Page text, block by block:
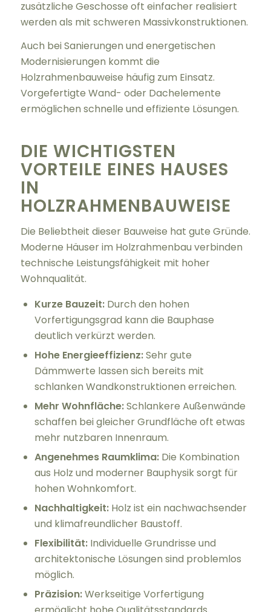
zusätzliche Geschosse oft einfacher realisiert
werden als mit schweren Massivkonstruktionen.
Auch bei Sanierungen und energetischen
Modernisierungen kommt die
Holzrahmenbauweise häufig zum Einsatz.
Vorgefertigte Wand- oder Dachelemente
ermöglichen schnelle und effiziente Lösungen.
DIE WICHTIGSTEN
VORTEILE EINES HAUSES
IN
HOLZRAHMENBAUWEISE
Die Beliebtheit dieser Bauweise hat gute Gründe.
Moderne Häuser im Holzrahmenbau verbinden
technische Leistungsfähigkeit mit hoher
Wohnqualität.
Kurze Bauzeit:Durch den hohen
Vorfertigungsgrad kann die Bauphase
deutlich verkürzt werden.
Hohe Energieeffizienz:Sehr gute
Dämmwerte lassen sich bereits mit
schlanken Wandkonstruktionen erreichen.
Mehr Wohnfläche:Schlankere Außenwände
schaffen bei gleicher Grundfläche oft etwas
mehr nutzbaren Innenraum.
Angenehmes Raumklima:Die Kombination
aus Holz und moderner Bauphysik sorgt für
hohen Wohnkomfort.
Nachhaltigkeit:Holz ist ein nachwachsender
und klimafreundlicher Baustoff.
Flexibilität:Individuelle Grundrisse und
architektonische Lösungen sind problemlos
möglich.
Präzision:Werkseitige Vorfertigung